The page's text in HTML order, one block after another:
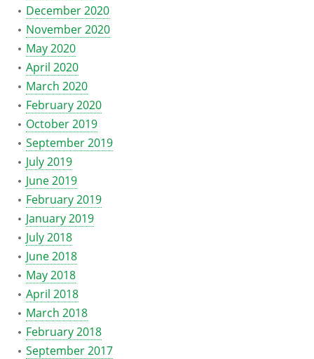
December 2020
November 2020
May 2020
April 2020
March 2020
February 2020
October 2019
September 2019
July 2019
June 2019
February 2019
January 2019
July 2018
June 2018
May 2018
April 2018
March 2018
February 2018
September 2017